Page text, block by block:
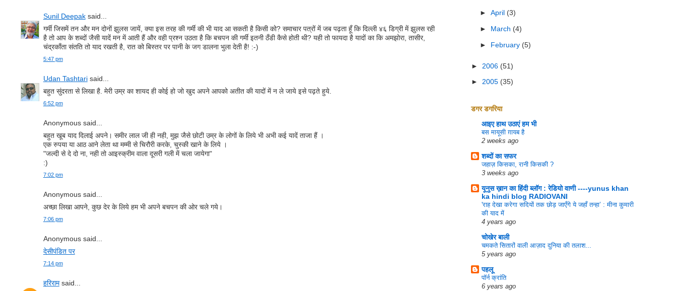
Sunil Deepaksaid...
गर्मी जिसमें तन और मन दोनों झुलस जायें, क्या इस तरह की गर्मी की भी याद आ सकती है किसी को? समाचार पत्रों में जब पढ़ता हूँ कि दिल्ली ४६ डिग्री में झुलस रही
है तो आप के शब्दों जैसी यादें मन में आती हैं और वही प्रश्न उठता है कि बचपन की गर्मी इतनी ठँडी कैसे होती थी? यही तो फायदा है यादों का कि अमझोरा, तासीर,
चंद्रकाँता संतति तो याद रखती है, रात को बिस्तर पर पानी के जग डालना भुला देती है! :-)
5:47 pm
Udan Tashtarisaid...
बहुत सुंदरता से लिखा है. मेरी उम्र का शायद ही कोई हो जो खुद अपने आपको अतीत की यादों में न ले जाये इसे पढ़ते हुये.
6:52 pm
Anonymous said...
बहुत खूब याद दिलाई अपने। समीर लाल जी ही नही, मुझ जैसे छोटी उम्र के लोगों के लिये भी अभी कई यादें ताजा हैं ।
एक रुपया या आठ आने लेता था मम्मी से चिरौरी करके, चुस्की खाने के लिये ।
"जल्दी से दे दो ना, नही तो आइस्क्रीम वाला दूसरी गली में चला जायेगा"
:)
7:02 pm
Anonymous said...
अच्छा लिखा आपने, कुछ देर के लिये हम भी अपने बचपन की ओर चले गये।
7:06 pm
Anonymous said...
देसीपंडित पर
7:14 pm
हरिरामsaid...
► April (3)
► March (4)
► February (5)
► 2006 (51)
► 2005 (35)
डगर डगरिया
आइए हाथ उठाएं हम भी
बस मायूसी ग़ायब है
2 weeks ago
शब्दों का सफर
जहाज़ किसका, रानी किसकी ?
3 weeks ago
यूनुस ख़ान का हिंदी ब्‍लॉग : रेडियो वाणी ----yunus khan
ka hindi blog RADIOVANI
'राह देखा करेगा सदियों तक छोड़ जाएँगे ये जहाँ तन्हा’ : मीना कुमारी
की याद में
4 years ago
चोखेर बाली
चमकते सितारों वाली आज़ाद दुनिया की तलाश...
5 years ago
पहलू
पॉर्न क्रांति
6 years ago